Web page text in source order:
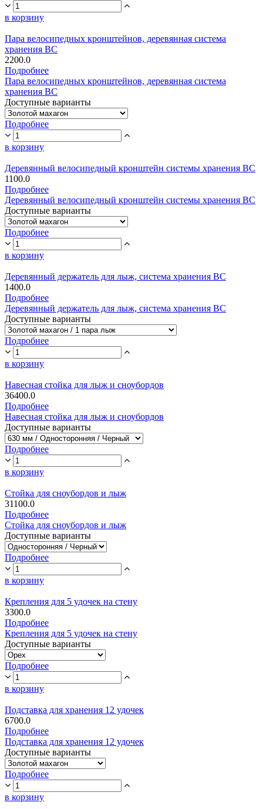
в корзину
Пара велосипедных кронштейнов, деревянная система
хранения ВС
2200.0
Подробнее
Пара велосипедных кронштейнов, деревянная система
хранения ВС
Доступные варианты
Подробнее
в корзину
Деревянный велосипедный кронштейн системы хранения ВС
1100.0
Подробнее
Деревянный велосипедный кронштейн системы хранения ВС
Доступные варианты
Подробнее
в корзину
Деревянный держатель для лыж, система хранения ВС
1400.0
Подробнее
Деревянный держатель для лыж, система хранения ВС
Доступные варианты
Подробнее
в корзину
Навесная стойка для лыж и сноубордов
36400.0
Подробнее
Навесная стойка для лыж и сноубордов
Доступные варианты
Подробнее
в корзину
Стойка для сноубордов и лыж
31100.0
Подробнее
Стойка для сноубордов и лыж
Доступные варианты
Подробнее
в корзину
Крепления для 5 удочек на стену
3300.0
Подробнее
Крепления для 5 удочек на стену
Доступные варианты
Подробнее
в корзину
Подставка для хранения 12 удочек
6700.0
Подробнее
Подставка для хранения 12 удочек
Доступные варианты
Подробнее
в корзину